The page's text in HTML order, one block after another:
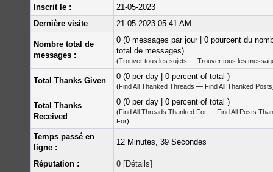
Inscrit le :
21-05-2023
Dernière visite
21-05-2023 05:41 AM
Nombre total de
messages :
0 (0 messages par jour | 0 pourcent du
total de messages)
(Trouver tous les sujets — Trouver tous les
Total Thanks Given 0 (0 per day | 0 percent of total )
(Find All Thanked Threads — Find All Thanked Posts
Total Thanks
Received
0 (0 per day | 0 percent of total )
(Find All Threads Thanked For — Find All Posts
For)
Temps passé en
ligne :
12 Minutes, 39 Secondes
Réputation : 0 [Détails]